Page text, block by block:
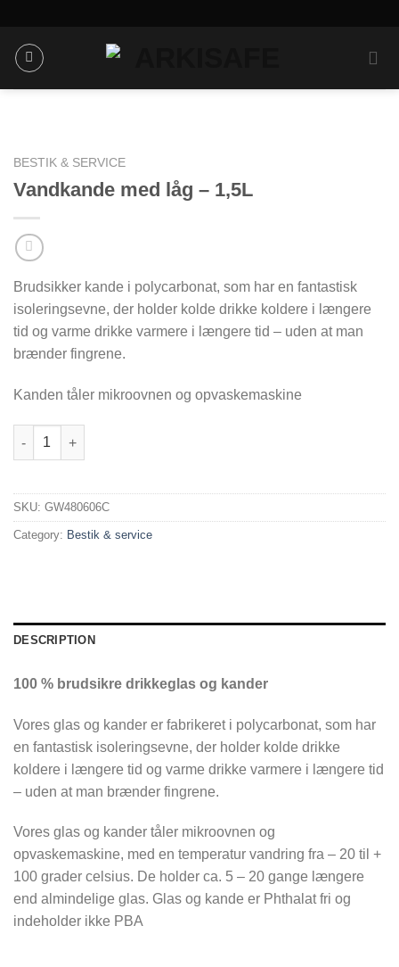
content
BESTIK & SERVICE
Vandkande med låg – 1,5L
Brudsikker kande i polycarbonat, som har en fantastisk
isoleringsevne, der holder kolde drikke koldere i længere
tid og varme drikke varmere i længere tid – uden at man
brænder fingrene.
Kanden tåler mikroovnen og opvaskemaskine
Vandkande med låg - 1,5L quantity
SKU: GW480606C
Category: Bestik & service
DESCRIPTION
100 % brudsikre drikkeglas og kander
Vores glas og kander er fabrikeret i polycarbonat, som har
en fantastisk isoleringsevne, der holder kolde drikke
koldere i længere tid og varme drikke varmere i længere tid
– uden at man brænder fingrene.
Vores glas og kander tåler mikroovnen og
opvaskemaskine, med en temperatur vandring fra – 20 til +
100 grader celsius. De holder ca. 5 – 20 gange længere
end almindelige glas. Glas og kande er Phthalat fri og
indeholder ikke PBA